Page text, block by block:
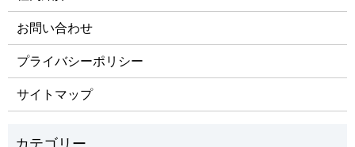
お問い合わせ
プライバシーポリシー
サイトマップ